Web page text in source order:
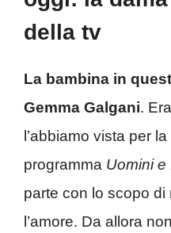
della tv
La bambina in
Gemma Galgani.
l’abbiamo vista per
programma Uomini e
parte con lo scopo di
l’amore. Da allora